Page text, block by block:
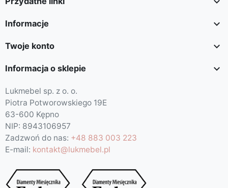
Informacje 
Twoje konto 
Informacja o sklepie 
Lukmebel sp. z o. o.
Piotra Potworowskiego 19E
63-600 Kępno
NIP: 8943106957
Zadzwoń do nas: +48 883 003 223
E-mail: kontakt@lukmebel.pl